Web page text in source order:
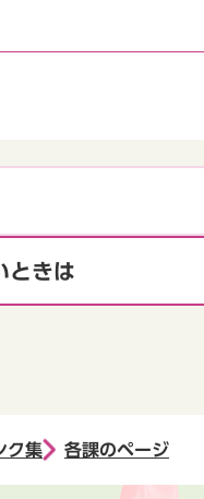
ときは
ク集 各課のページ